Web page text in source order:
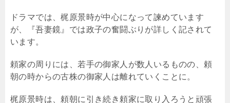
ドラマでは、梶原景時が中心になって諫めています
が、『吾妻鏡』では政子の奮闘ぶりが詳しく記されて
います。
頼家の周りには、若手の御家人が数人いるものの、頼
朝の時からの古株の御家人は離れていくことに。
梶原景時は、頼朝に引き続き頼家に取り入ろうと頑張